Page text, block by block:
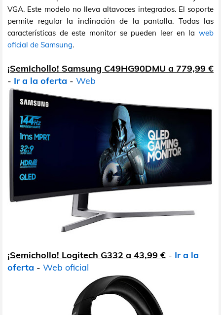
VGA. Este modelo no lleva altavoces integrados. El soporte
permite regular la inclinación de la pantalla. Todas las
características de este monitor se pueden leer en la web
oficial de Samsung.
¡Semichollo! Samsung C49HG90DMU a 779,99 €
- Ir a la oferta - Web
¡Semichollo! Logitech G332 a 43,99 € - Ir a la
oferta - Web oficial